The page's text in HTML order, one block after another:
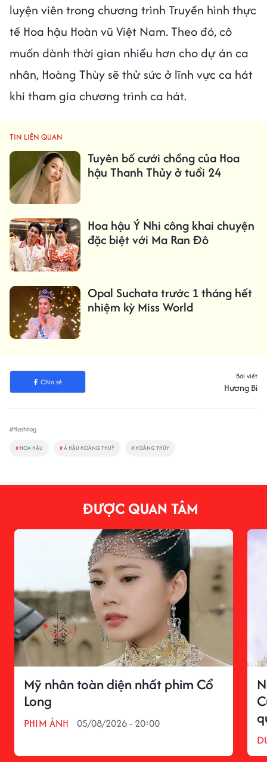
luyện viên trong chương trình Truyền hình thực
tế Hoa hậu Hoàn vũ Việt Nam. Theo đó, cô
muốn dành thời gian nhiều hơn cho dự án ca
nhân, Hoàng Thùy sẽ thử sức ở lĩnh vực ca hát
khi tham gia chương trình ca hát.
TIN LIÊN QUAN
Tuyên bố cưới chồng của Hoa
hậu Thanh Thủy ở tuổi 24
Hoa hậu Ý Nhi công khai chuyện
đặc biệt với Ma Ran Đô
Opal Suchata trước 1 tháng hết
nhiệm kỳ Miss World
Chia sẻ
Bài viết
Hương Bi
#Hashtag
# HOA HẬU #Á HẬU HOÀNG THUỲ # HOÀNG THÙY
ĐƯỢC QUAN TÂM
Mỹ nhân toàn diện nhất phim Cổ
Long
PHIM ẢNH 05/08/2026 - 20:00